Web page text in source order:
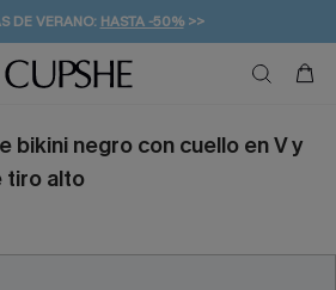
VERANO:-10% EN 2 VESTIDOS
& GANAR -10% EXTRA!
A PARTIR DE 49 € >>
bikini negro con cuello en V y
tiro alto